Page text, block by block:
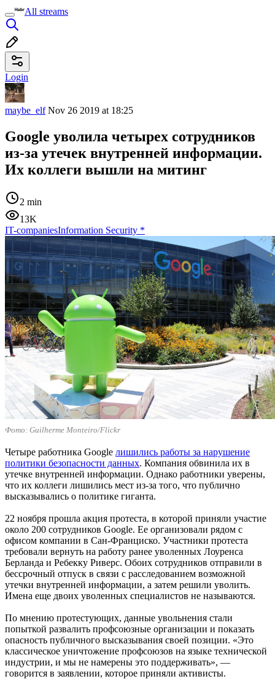
All streams
Login
maybe_elfNov 26 2019 at 18:25
Google уволила четырех сотрудников
из-за утечек внутренней информации.
Их коллеги вышли на митинг
2 min
13K
IT-companiesInformation Security *
Фото: Guilherme Monteiro/Flickr
Четыре работника Google лишились работы за нарушение
политики безопасности данных. Компания обвинила их в
утечке внутренней информации. Однако работники уверены,
что их коллеги лишились мест из-за того, что публично
высказывались о политике гиганта.
22 ноября прошла акция протеста, в которой приняли участие
около 200 сотрудников Google. Ее организовали рядом с
офисом компании в Сан-Франциско. Участники протеста
требовали вернуть на работу ранее уволенных Лоуренса
Берланда и Ребекку Риверс. Обоих сотрудников отправили в
бессрочный отпуск в связи с расследованием возможной
утечки внутренней информации, а затем решили уволить.
Имена еще двоих уволенных специалистов не называются.
По мнению протестующих, данные увольнения стали
попыткой развалить профсоюзные организации и показать
опасность публичного высказывания своей позиции. «Это
классическое уничтожение профсоюзов на языке технической
индустрии, и мы не намерены это поддерживать», —
говорится в заявлении, которое приняли активисты.